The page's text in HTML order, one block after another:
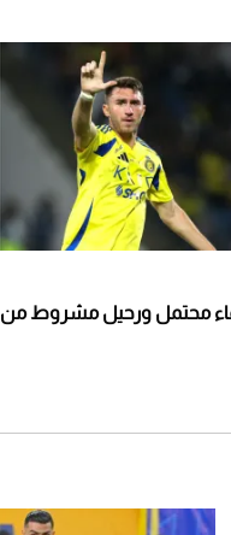
محتمل ورحيل مشروط من